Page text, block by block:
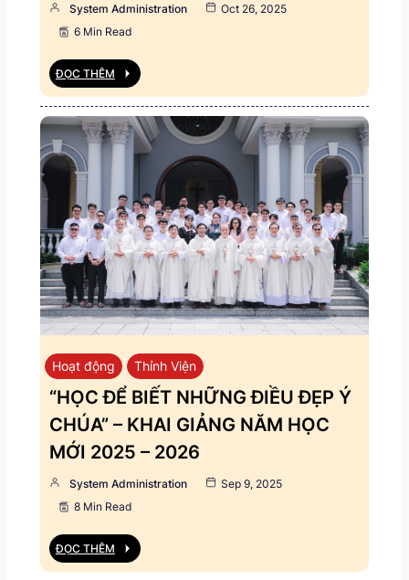
System Administration
Oct 26, 2025
6 Min Read
ĐỌC THÊM
Hoạt động Thỉnh Viện
“HỌC ĐỂ BIẾT NHỮNG ĐIỀU ĐẸP Ý
CHÚA” – KHAI GIẢNG NĂM HỌC
MỚI 2025 – 2026
System Administration
Sep 9, 2025
8 Min Read
ĐỌC THÊM